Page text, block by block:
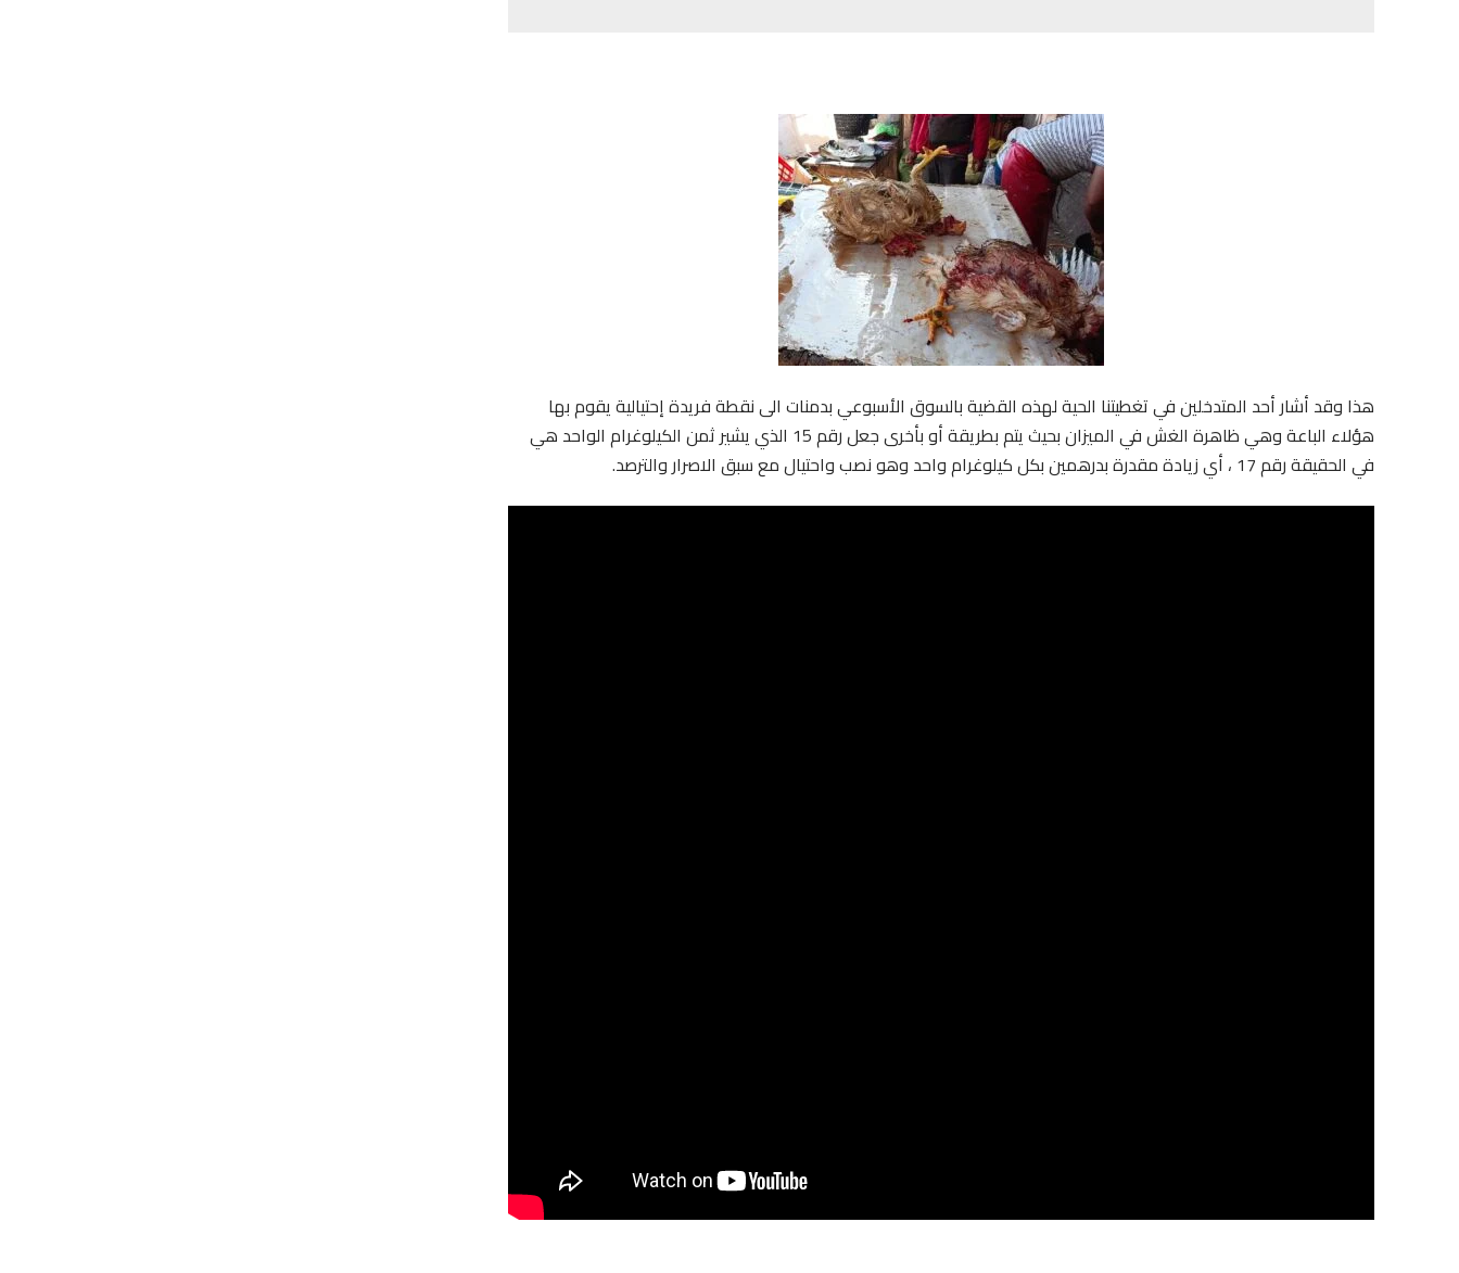
هذا وقد أشار أحد المتدخلين في تغطيتنا الحية لهذه القضية بالسوق الأسبوعي بدمنات الى نقطة فريدة إحتيالية يقوم بها
هؤلاء الباعة وهي ظاهرة الغش في الميزان بحيث يتم بطريقة أو بأخرى جعل رقم 15 الذي يشير ثمن الكيلوغرام الواحد هي
في الحقيقة رقم 17 ، أي زيادة مقدرة بدرهمين بكل كيلوغرام واحد وهو نصب واحتيال مع سبق الاصرار والترصد.